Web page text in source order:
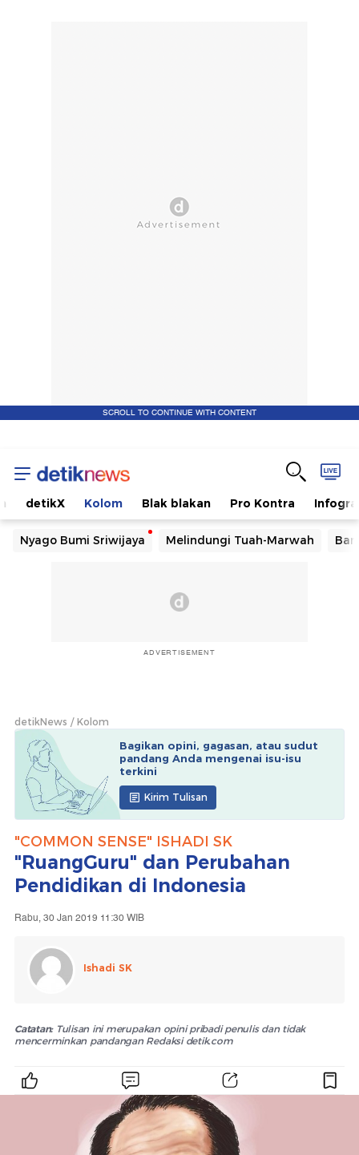
SCROLL TO CONTINUE WITH CONTENT
detikX Kolom Blak blakan Pro Kontra
Nyago Bumi Sriwijaya Melindungi Tuah-Marwah
ADVERTISEMENT
detikNews Kolom
Bagikan opini, gagasan, atau sudut
pandang Anda mengenai isu-isu
terkini
Kirim Tulisan
"COMMON SENSE" ISHADI SK
"RuangGuru" dan Perubahan
Pendidikan di Indonesia
Rabu, 30 Jan 2019 11:30 WIB
Ishadi SK
Catatan:Tulisan ini merupakan opini pribadi penulis dan tidak
mencerminkan pandangan Redaksi detik.com